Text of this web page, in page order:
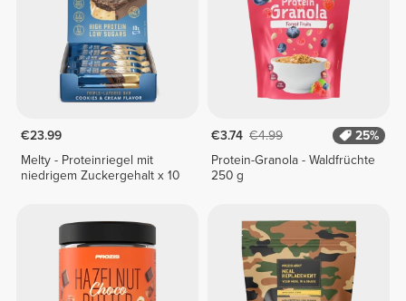
€23.99
Melty - Proteinriegel mit
niedrigem Zuckergehalt x 10
€3.74 €4.99
25%
Protein-Granola - Waldfrüchte
250 g